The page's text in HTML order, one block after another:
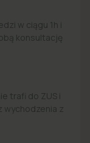
w ciągu 1h i
konsultację
trafi do ZUS i
z